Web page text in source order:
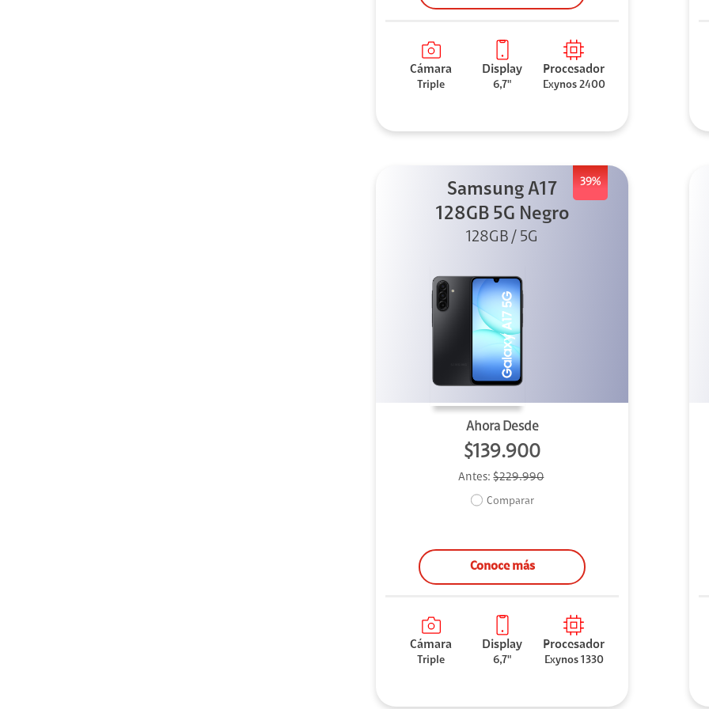
Cámara
Triple
Display
6,7"
Procesador
Exynos 2400
39%
Samsung A17
128GB 5G Negro
128GB / 5G
Ahora Desde
$139.900
Antes:$229.990
Comparar
Conoce más
Cámara
Triple
Display
6,7"
Procesador
Exynos 1330